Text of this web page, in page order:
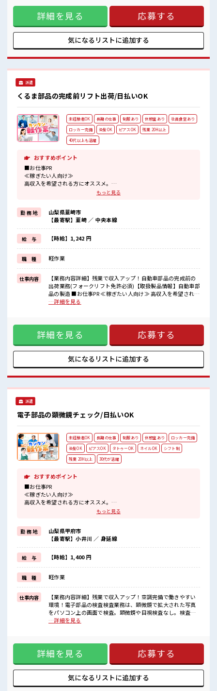
派手過ぎなければOKだから、
モチベーションもUP！
休憩室で楽しくおしゃべり！
ストレス解消☆
ションもUP≫ 派手過ぎなければ髪型や髪色自由♪ (規定有)≪
動きやすい制服アリ≫ 制服があるので、 毎日の服装の悩み解
消♪ ≪自分に向いている仕事が探せる≫ 困った事などがあれ
ば、 担当がしっかりサポートします！ ■職場の雰囲気 少人数
でアットホームな雰囲気の職場！ 髪型・髪色自由♪ 派手過ぎ
なければOKだから、 モチベーションもUP！ 休憩室で楽しく
詳細を見る 応募する
気になるリストに追加する
派遣
くるま部品の完成前リフト出荷/日払いOK
未経験者OK 長期の仕事 制服あり 休憩室あり
社員食堂あり
ロッカー完備
染髪OK ピアスOK
残業 20H以上
40代以上も活躍
おすすめポイント
■お仕事PR
≪稼ぎたい人向け≫
高収入を希望される方にオススメ。
残業は月20時間以上あります♪
明るすぎたり奇抜でなければ基本的に自由！
(規定有)≪機能的な制服アリ≫
制服があるので、
毎日の服装の悩み解消♪
≪未経験でも活躍できる≫
新しいことにチャレンジするのは不安だけど、
しっかり働く環境が整っています！
イチからスキルUP・ステップUP目指していきましょう！
≪自分に合った期間で働ける≫
福利厚生が整った派遣のお仕事です！
■職場の雰囲気
キバツ過ぎなければ髪色・髪型は自由！
オンオフの切替もできちゃう！
ロッカーあり！
安心してお仕事に集中♪
もっと見る
勤 務 地
山梨県韮崎市
【最寄駅】韮崎 ／ 中央本線
給 与 【時給】1,242 円
職 種 軽作業
仕事内容
【業務内容詳細】残業で収入アップ！自動車部品の完成前の
出荷業務(フォークリフト免許必須)【取扱製品情報】自動車部
品の製造 ■お仕事PR ≪稼ぎたい人向け≫ 高収入を希望される
方にオススメ。 残業は月20時間以上あります♪ ≪髪色自由で
服装の悩み解消♪ ≪未経験でも活躍できる≫ 新しいことにチ
ャレンジするのは不安だけど、 しっかり働く環境が整ってい
ます！ イチからスキルUP・ステップUP目指していきましょ
う！ ≪自分に合った期間で働ける≫ 福利厚生が整った派遣の
お仕事です！ ■職場の雰囲気 キバツ過ぎなければ髪色・髪型
は自由！ あなたの個性を大事にできます♪ しっかり休める休
心してお仕事に集中♪
…詳細を見る
詳細を見る 応募する
気になるリストに追加する
派遣
電子部品の顕微鏡チェック/日払いOK
未経験者OK 長期の仕事 制服あり 休憩室あり
ロッカー完備
染髪OK
ピアスOK タトゥーOK ネイルOK
シフト制
残業 20H以上
30代が活躍
おすすめポイント
■お仕事PR
≪稼ぎたい人向け≫
高収入を希望される方にオススメ。
残業は月20時間以上あります♪
明るすぎたり奇抜でなければ基本的に自由！
(規定有)制服があると毎日の服選びに悩まずOK♪
≪未経験OKの仕事≫
新しいことにチャレンジするのは不安だけど、
しっかり働く環境が整っています！
イチからスキルUP・ステップUP目指していきましょう！
≪様々なお仕事をご提案≫
一人で悩まず気軽に相談できる、
派遣のお仕事です！
■職場の雰囲気
キバツ過ぎなければ髪色・髪型は自由！
あなたの個性を大事にできます♪
ロッカーあり！
安心してお仕事に集中♪
もっと見る
勤 務 地
山梨県甲府市
【最寄駅】小井川 ／ 身延線
給 与 【時給】1,400 円
職 種 軽作業
仕事内容
【業務内容詳細】残業で収入アップ！空調完備で働きやすい
環境！電子部品の検査検査業務は、顕微鏡で拡大された写真
をパソコン上の画面で検査。顕微鏡や目視検査なし。検査は
基本座り(移動するときは休憩のときなど業務中はほとんどな
方にオススメ。 残業は月20時間以上あります♪ ≪髪色自由で
自分らしく働く≫ 明るすぎたり奇抜でなければ基本的に自
由！ (規定有)制服があると毎日の服選びに悩まずOK♪ ≪未経
験OKの仕事≫ 新しいことにチャレンジするのは不安だけど、
しっかり働く環境が整っています！ イチからスキルUP・ステ
ップUP目指していきましょう！ ≪様々なお仕事をご提案≫ 一
…詳細を見る
詳細を見る 応募する
気になるリストに追加する